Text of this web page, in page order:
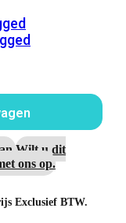
Wilt u dit
ons op.
Exclusief BTW.